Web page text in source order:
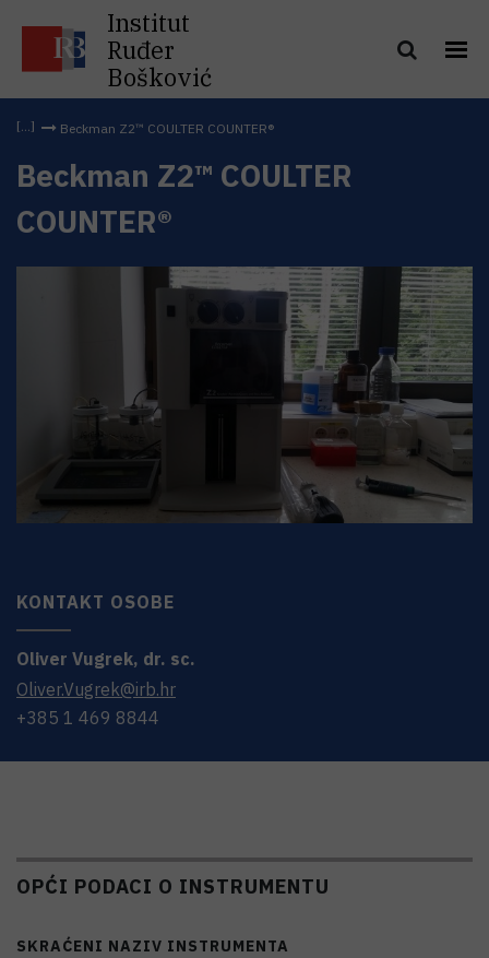
Institut
Ruđer
Bošković
Beckman Z2™ COULTER COUNTER®
Beckman Z2™ COULTER
COUNTER®
KONTAKT OSOBE
Oliver Vugrek, dr. sc.
Oliver.Vugrek@irb.hr
+385 1 469 8844
OPĆI PODACI O INSTRUMENTU
SKRAĆENI NAZIV INSTRUMENTA